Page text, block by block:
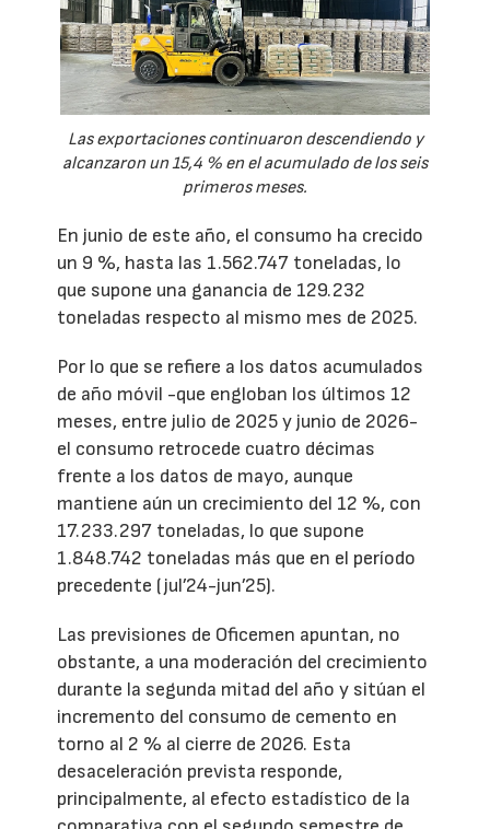
Las exportaciones continuaron descendiendo y
alcanzaron un 15,4 % en el acumulado de los seis
primeros meses.
En junio de este año, el consumo ha crecido
un 9 %, hasta las 1.562.747 toneladas, lo
que supone una ganancia de 129.232
toneladas respecto al mismo mes de 2025.
Por lo que se refiere a los datos acumulados
de año móvil -que engloban los últimos 12
meses, entre julio de 2025 y junio de 2026-
el consumo retrocede cuatro décimas
frente a los datos de mayo, aunque
mantiene aún un crecimiento del 12 %, con
17.233.297 toneladas, lo que supone
1.848.742 toneladas más que en el período
precedente (jul’24-jun’25).
Las previsiones de Oficemen apuntan, no
obstante, a una moderación del crecimiento
durante la segunda mitad del año y sitúan el
incremento del consumo de cemento en
torno al 2 % al cierre de 2026. Esta
desaceleración prevista responde,
principalmente, al efecto estadístico de la